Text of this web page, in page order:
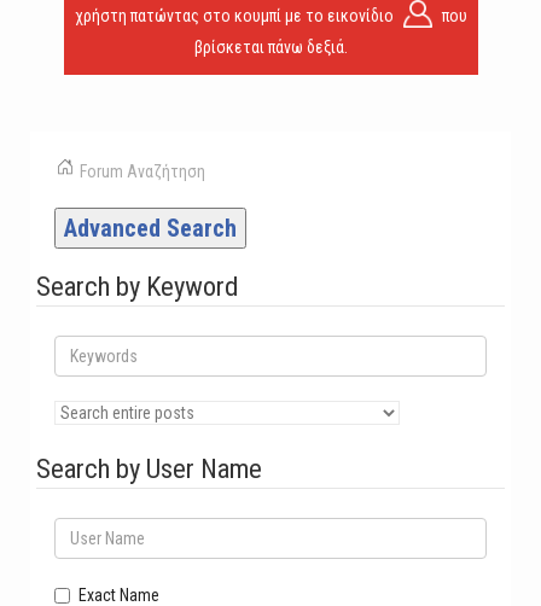
χρήστη πατώντας στο κουμπί με το εικονίδιο
που
βρίσκεται πάνω δεξιά.
Forum Αναζήτηση
Advanced Search
Search by Keyword
Search by User Name
Exact Name